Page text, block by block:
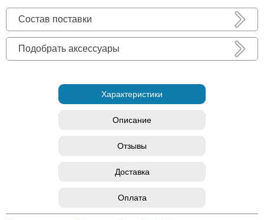
Состав поставки
Подобрать аксессуары
Характеристики
Описание
Отзывы
Доставка
Оплата